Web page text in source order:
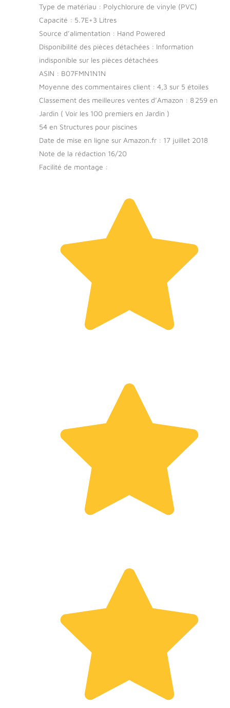
Type de matériau : Polychlorure de vinyle (PVC)
Capacité : 5.7E+3 Litres
Source d’alimentation : Hand Powered
Disponibilité des pièces détachées : Information
indisponible sur les pièces détachées
ASIN : B07FMN1N1N
Moyenne des commentaires client : 4,3 sur 5 étoiles
Classement des meilleures ventes d’Amazon : 8 259 en
Jardin ( Voir les 100 premiers en Jardin )
54 en Structures pour piscines
Date de mise en ligne sur Amazon.fr : 17 juillet 2018
Note de la rédaction 16/20
Facilité de montage :